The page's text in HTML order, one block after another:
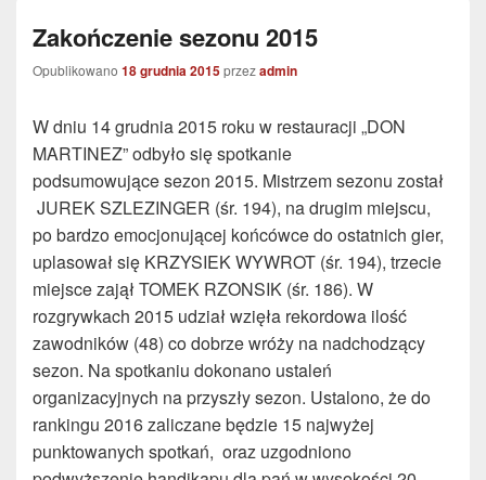
Zakończenie sezonu 2015
Opublikowano 18 grudnia 2015przezadmin
W dniu 14 grudnia 2015 roku w restauracji „DON
MARTINEZ” odbyło się spotkanie
podsumowujące sezon 2015. Mistrzem sezonu został
JUREK SZLEZINGER (śr. 194), na drugim miejscu,
po bardzo emocjonującej końcówce do ostatnich gier,
uplasował się KRZYSIEK WYWROT (śr. 194), trzecie
miejsce zajął TOMEK RZONSIK (śr. 186). W
rozgrywkach 2015 udział wzięła rekordowa ilość
zawodników (48) co dobrze wróży na nadchodzący
sezon. Na spotkaniu dokonano ustaleń
organizacyjnych na przyszły sezon. Ustalono, że do
rankingu 2016 zaliczane będzie 15 najwyżej
punktowanych spotkań, oraz uzgodniono